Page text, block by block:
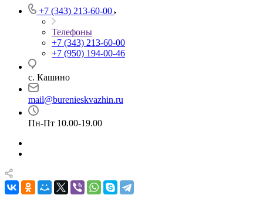
+7 (343) 213-60-00
Телефоны
+7 (343) 213-60-00
+7 (950) 194-00-46
с. Кашино
mail@burenieskvazhin.ru
Пн-Пт 10.00-19.00